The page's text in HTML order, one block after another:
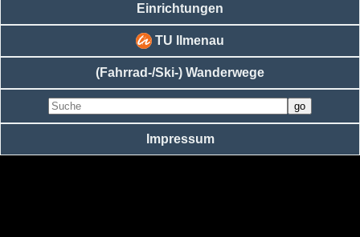
Einrichtungen
TU Ilmenau
(Fahrrad-/Ski-) Wanderwege
Impressum